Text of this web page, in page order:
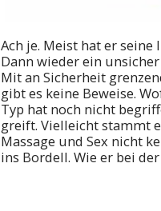
Ach je. Meist hat er
Dann wieder ein
Mit an Sicherheit
gibt es keine Beweise.
Typ hat noch nicht
greift. Vielleicht stammt
Massage und Sex nicht
ins Bordell. Wie er bei